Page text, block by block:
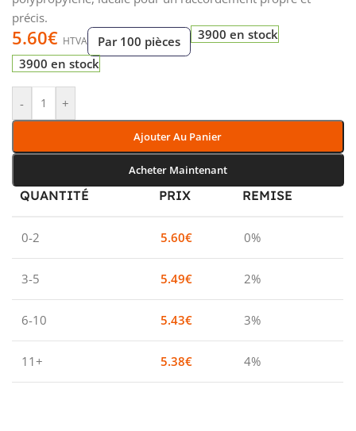
précis.
5.60€ HTVA Par 100 pièces
3900 en stock
3900 en stock
- +
Ajouter Au Panier
Acheter Maintenant
QUANTITÉ PRIX REMISE
0-2 5.60€ 0%
3-5 5.49€ 2%
6-10 5.43€ 3%
11+ 5.38€ 4%